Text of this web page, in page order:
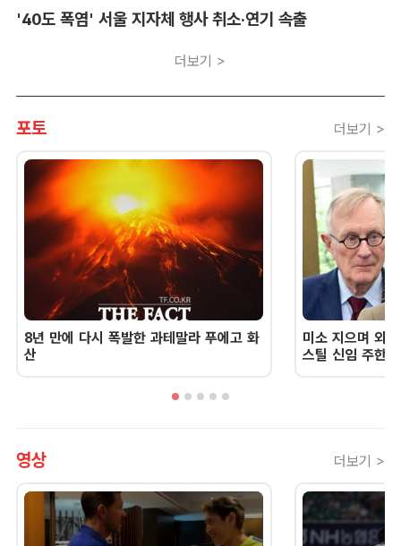
'40도 폭염' 서울 지자체 행사 취소·연기 속출
더보기 >
포토 더보기 >
8년 만에 다시 폭발한 과테말라 푸에고 화
산
미소 지으며 외
스틸 신임 주한
영상 더보기 >